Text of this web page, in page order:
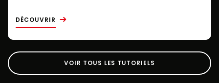
DÉCOUVRIR
VOIR TOUS LES TUTORIELS